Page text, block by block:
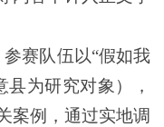
参赛队伍以“假如我
为研究对象），
案例，通过实地调